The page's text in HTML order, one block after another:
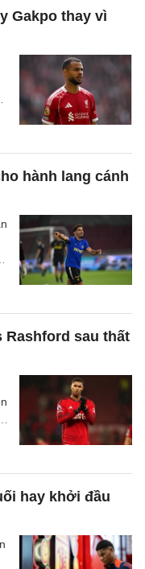
Gakpo thay vì
hành lang cánh
Rashford sau thất
hay khởi đầu